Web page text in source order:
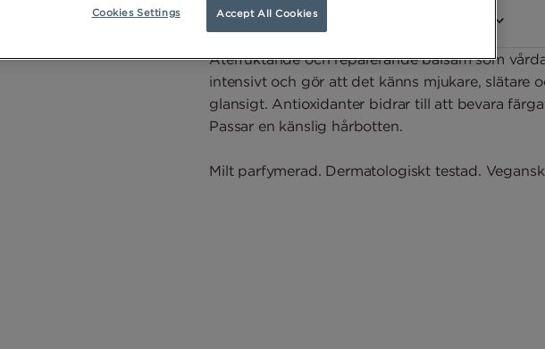
Visa fler återförsäljare (7)
Återfuktande och reparerande balsam som
intensivt och gör att det känns mjukare, slätare
glansigt. Antioxidanter bidrar till att bevara
Passar en känslig hårbotten.
Milt parfymerad. Dermatologiskt testad.
Cookies Settings Accept All Cookies